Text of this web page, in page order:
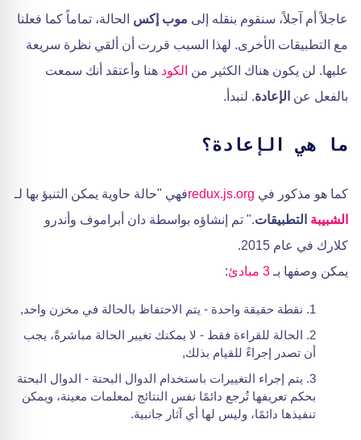
عاجلاً أم آجلاً، سنقوم بنقله إلى موب إكس الحالة، تماماً كما فعلنا
مع التطبيقات الأخرى. لهذا السبب قررت أن ألقي نظرة سريعة
عليها. لن يكون هناك الكثير من الكود هنا وأعتقد أنك سمعت
بالفعل عن الإعادة. لنبدأ.
ما هي الإعادة؟
كما هو مذكور في redux.js.orgفهي "حالة حاوية يمكن التنبؤ بها لـ
الشبيبة التطبيقات." تم إنشاؤه بواسطة دان أبراموف وأندرو
كلارك في عام 2015.
يمكن وصفها بـ 3 مبادئ :
نقطة حقيقة واحدة - يتم الاحتفاظ بالحالة في مخزن واحد,
الحالة للقراءة فقط - لا يمكنك تغيير الحالة مباشرةً، يجب
أن تصدر إجراءً للقيام بذلك,
يتم إجراء التغييرات باستخدام الدوال البحتة - الدوال البحتة
بحكم تعريفها تُرجع دائمًا نفس النتائج لمعلمات معينة، ويمكن
تنفيذها دائمًا، وليس لها أي آثار جانبية.